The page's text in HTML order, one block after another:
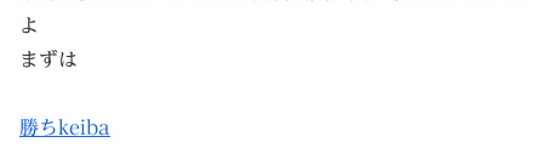
よ
まずは
勝ちkeiba